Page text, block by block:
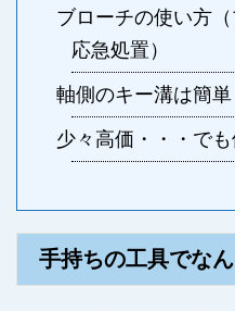
ブローチの使い方
応急処置）
軸側のキー溝は簡単
少々高価・・・で
手持ちの工具でな